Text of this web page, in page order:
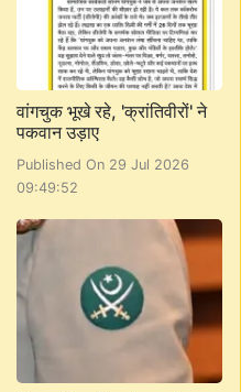
वांगचुक भूखे रहे, 'क्रांतिवीरों' ने
पकवान उड़ाए
Published On 29 Jul 2026
09:49:52